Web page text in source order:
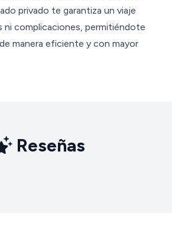
privado te garantiza un viaje
ni complicaciones, permitiéndote
manera eficiente y con mayor
Reseñas